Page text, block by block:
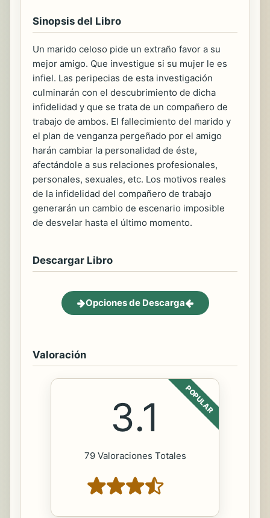
Sinopsis del Libro
Un marido celoso pide un extraño favor a su
mejor amigo. Que investigue si su mujer le es
infiel. Las peripecias de esta investigación
culminarán con el descubrimiento de dicha
infidelidad y que se trata de un compañero de
trabajo de ambos. El fallecimiento del marido y
el plan de venganza pergeñado por el amigo
harán cambiar la personalidad de éste,
afectándole a sus relaciones profesionales,
personales, sexuales, etc. Los motivos reales
de la infidelidad del compañero de trabajo
generarán un cambio de escenario imposible
de desvelar hasta el último momento.
Descargar Libro
Opciones de Descarga
Valoración
POPULAR
3.1
79 Valoraciones Totales